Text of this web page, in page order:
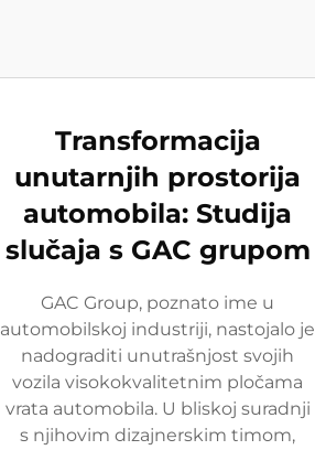
Transformacija
unutarnjih prostorija
automobila: Studija
slučaja s GAC grupom
GAC Group, poznato ime u
automobilskoj industriji, nastojalo je
nadograditi unutrašnjost svojih
vozila visokokvalitetnim pločama
vrata automobila. U bliskoj suradnji
s njihovim dizajnerskim timom,